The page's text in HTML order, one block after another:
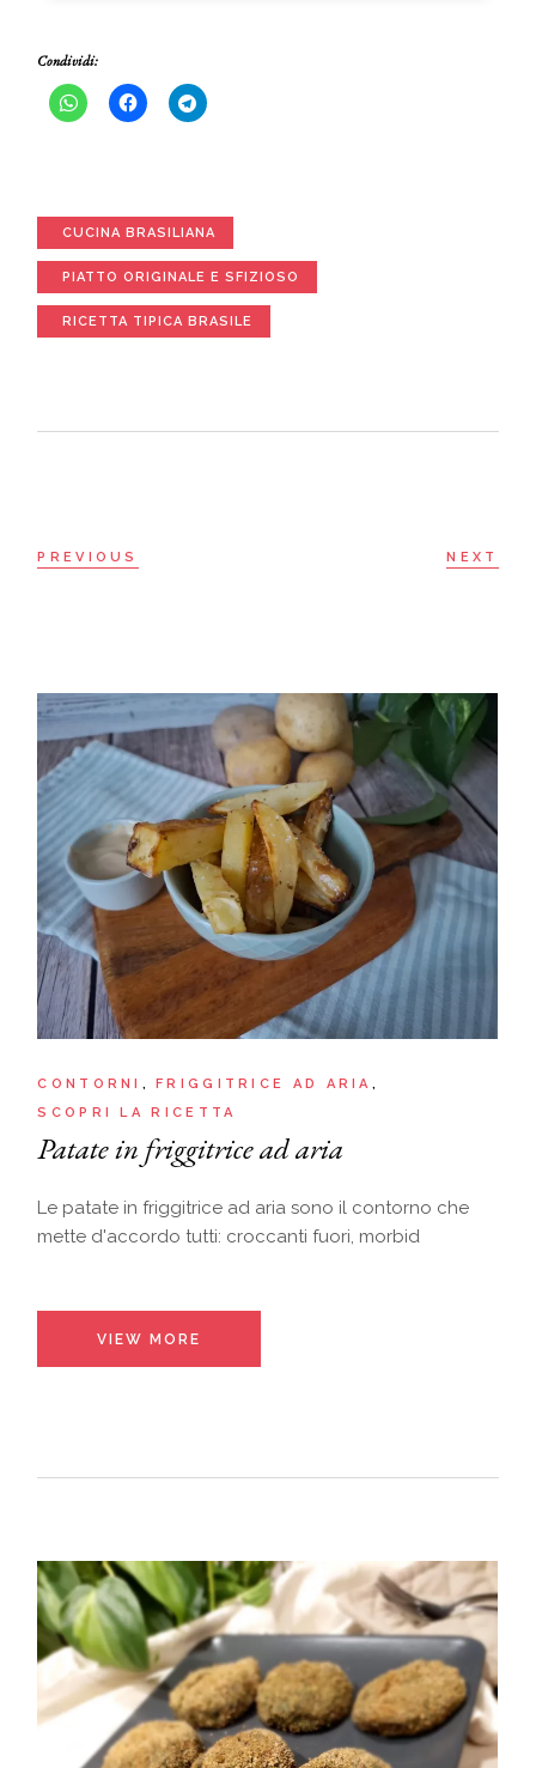
Condividi:
CUCINA BRASILIANA
PIATTO ORIGINALE E SFIZIOSO
RICETTA TIPICA BRASILE
PREVIOUS NEXT
CONTORNI
FRIGGITRICE AD ARIA
SCOPRI LA RICETTA
Patate in friggitrice ad aria
Le patate in friggitrice ad aria sono il contorno che
mette d'accordo tutti: croccanti fuori, morbid
VIEW MORE